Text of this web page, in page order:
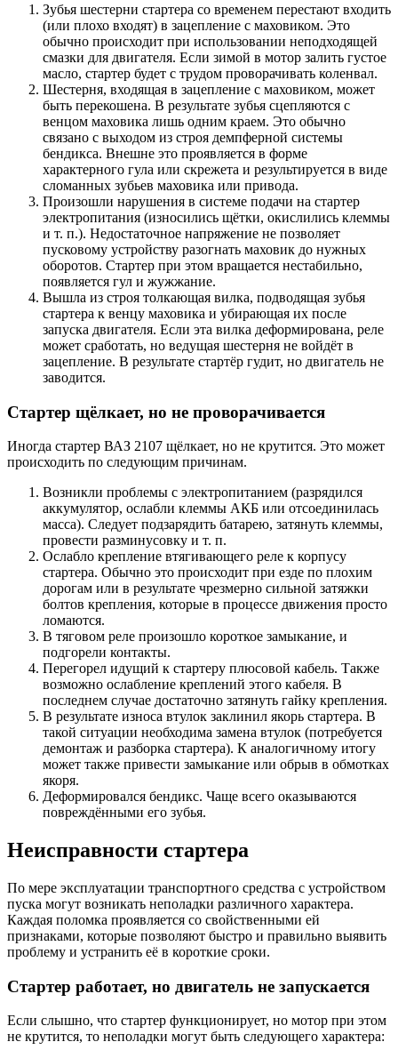
Зубья шестерни стартера со временем перестают входить
(или плохо входят) в зацепление с маховиком. Это
обычно происходит при использовании неподходящей
смазки для двигателя. Если зимой в мотор залить густое
масло, стартер будет с трудом проворачивать коленвал.
Шестерня, входящая в зацепление с маховиком, может
быть перекошена. В результате зубья сцепляются с
венцом маховика лишь одним краем. Это обычно
связано с выходом из строя демпферной системы
бендикса. Внешне это проявляется в форме
характерного гула или скрежета и результируется в виде
сломанных зубьев маховика или привода.
Произошли нарушения в системе подачи на стартер
электропитания (износились щётки, окислились клеммы
и т. п.). Недостаточное напряжение не позволяет
пусковому устройству разогнать маховик до нужных
оборотов. Стартер при этом вращается нестабильно,
появляется гул и жужжание.
Вышла из строя толкающая вилка, подводящая зубья
стартера к венцу маховика и убирающая их после
запуска двигателя. Если эта вилка деформирована, реле
может сработать, но ведущая шестерня не войдёт в
зацепление. В результате стартёр гудит, но двигатель не
заводится.
Стартер щёлкает, но не проворачивается
Иногда стартер ВАЗ 2107 щёлкает, но не крутится. Это может
происходить по следующим причинам.
Возникли проблемы с электропитанием (разрядился
аккумулятор, ослабли клеммы АКБ или отсоединилась
масса). Следует подзарядить батарею, затянуть клеммы,
провести разминусовку и т. п.
Ослабло крепление втягивающего реле к корпусу
стартера. Обычно это происходит при езде по плохим
дорогам или в результате чрезмерно сильной затяжки
болтов крепления, которые в процессе движения просто
ломаются.
В тяговом реле произошло короткое замыкание, и
подгорели контакты.
Перегорел идущий к стартеру плюсовой кабель. Также
возможно ослабление креплений этого кабеля. В
последнем случае достаточно затянуть гайку крепления.
В результате износа втулок заклинил якорь стартера. В
такой ситуации необходима замена втулок (потребуется
демонтаж и разборка стартера). К аналогичному итогу
может также привести замыкание или обрыв в обмотках
якоря.
Деформировался бендикс. Чаще всего оказываются
повреждёнными его зубья.
Неисправности стартера
По мере эксплуатации транспортного средства с устройством
пуска могут возникать неполадки различного характера.
Каждая поломка проявляется со свойственными ей
признаками, которые позволяют быстро и правильно выявить
проблему и устранить её в короткие сроки.
Стартер работает, но двигатель не запускается
Если слышно, что стартер функционирует, но мотор при этом
не крутится, то неполадки могут быть следующего характера: